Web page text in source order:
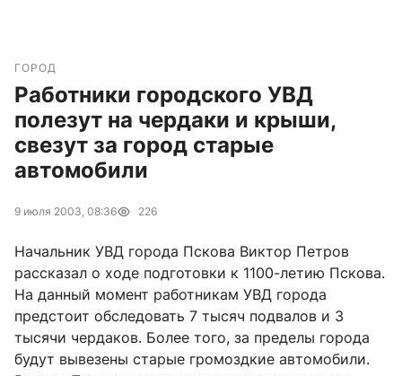
ГОРОД
Работники городского УВД
полезут на чердаки и крыши,
свезут за город старые
автомобили
9 июля 2003, 08:36 226
Начальник УВД города Пскова Виктор Петров
рассказал о ходе подготовки к 1100-летию Пскова.
На данный момент работникам УВД города
предстоит обследовать 7 тысяч подвалов и 3
тысячи чердаков. Более того, за пределы города
будут вывезены старые громоздкие автомобили.